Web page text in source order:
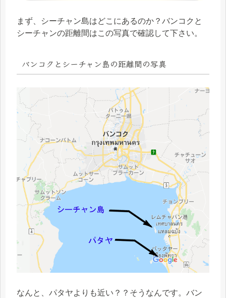
まず、シーチャン島はどこにあるのか？バンコクと
シーチャンの距離間はこの写真で確認して下さい。
バンコクとシーチャン島の距離間の写真
なんと、パタヤよりも近い？？そうなんです。バン